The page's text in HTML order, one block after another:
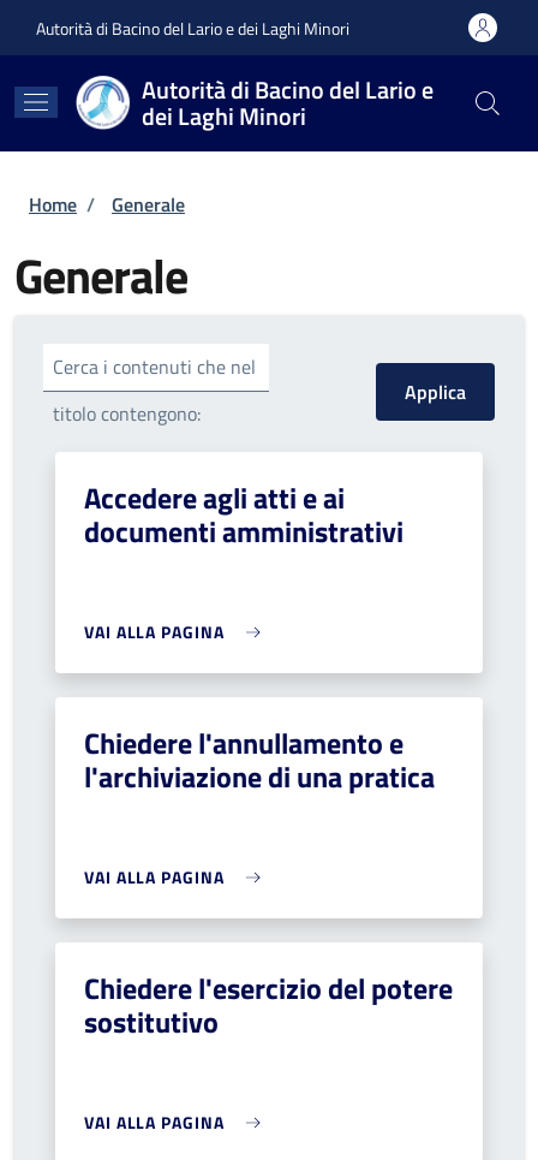
Autorità di Bacino del Lario e dei Laghi Minori
Autorità di Bacino del Lario e
dei Laghi Minori
Briciole di pane
Home / Generale
Generale
Cerca i contenuti che nel
titolo contengono:
Accedere agli atti e ai
documenti amministrativi
VAI ALLA PAGINA
Chiedere l'annullamento e
l'archiviazione di una pratica
VAI ALLA PAGINA
Chiedere l'esercizio del potere
sostitutivo
VAI ALLA PAGINA